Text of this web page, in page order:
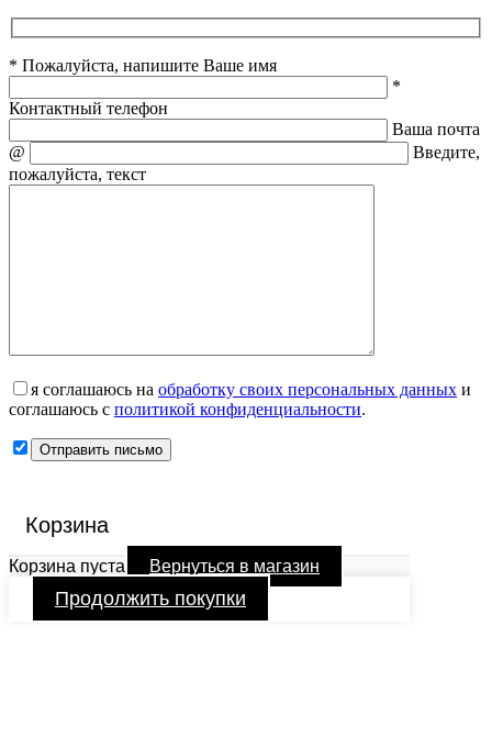
* Пожалуйста, напишите Ваше имя
*
Контактный телефон
Ваша почта
@
Введите,
пожалуйста, текст
я соглашаюсь на обработку своих персональных данных и
соглашаюсь с политикой конфиденциальности.
Корзина
Корзина пуста Вернуться в магазин
Продолжить покупки